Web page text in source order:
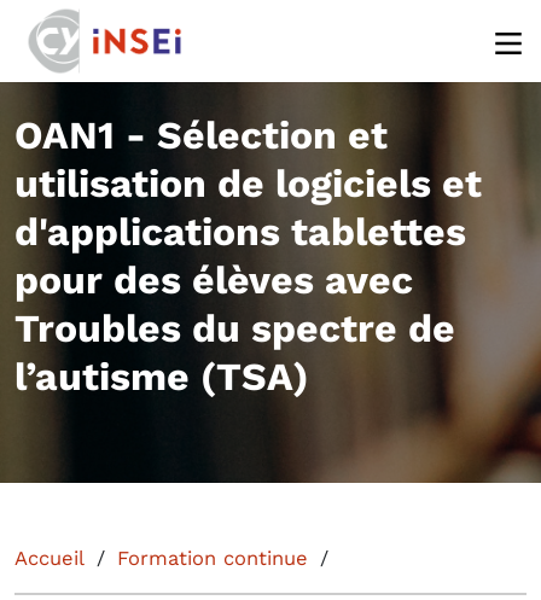
OAN1 - Sélection et
utilisation de logiciels et
d'applications tablettes
pour des élèves avec
Troubles du spectre de
l’autisme (TSA)
Accueil Formation continue